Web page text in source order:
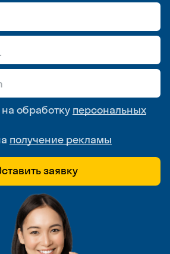
обработку персональных
получение рекламы
заявку